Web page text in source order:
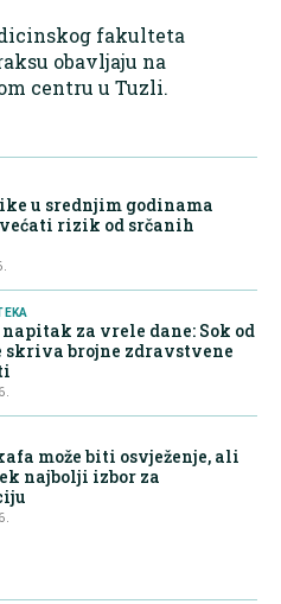
fakulteta
obavljaju na
centru u Tuzli.
u srednjim godinama
rizik od srčanih
za vrele dane: Sok od
skriva brojne zdravstvene
može biti osvježenje, ali
najbolji izbor za